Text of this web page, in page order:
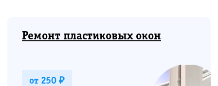
Ремонт пластиковых окон
от 250 ₽